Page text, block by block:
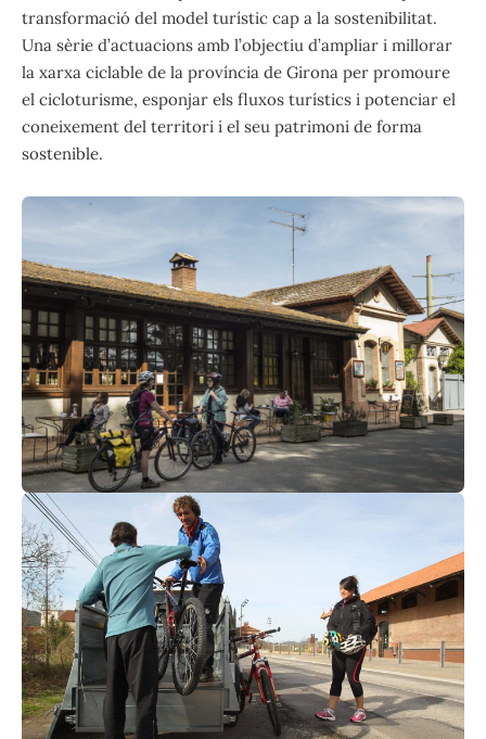
transformació del model turístic cap a la sostenibilitat.
Una sèrie d’actuacions amb l’objectiu d’ampliar i millorar
la xarxa ciclable de la província de Girona per promoure
el cicloturisme, esponjar els fluxos turístics i potenciar el
coneixement del territori i el seu patrimoni de forma
sostenible.